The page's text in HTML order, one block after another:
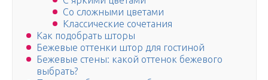
Со сложными цветами
Классические сочетания
Как подобрать шторы
Бежевые оттенки штор для гостиной
Бежевые стены: какой оттенок бежевого
выбрать?